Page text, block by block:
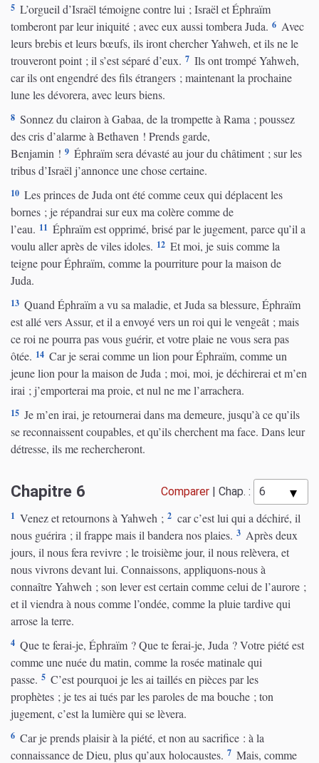
5 L’orgueil d’Israël témoigne contre lui ; Israël et Éphraïm
tomberont par leur iniquité ; avec eux aussi tombera Juda. 6 Avec
leurs brebis et leurs bœufs, ils iront chercher Yahweh, et ils ne le
trouveront point ; il s’est séparé d’eux. 7 Ils ont trompé Yahweh,
car ils ont engendré des fils étrangers ; maintenant la prochaine
lune les dévorera, avec leurs biens.
8 Sonnez du clairon à Gabaa, de la trompette à Rama ; poussez
des cris d’alarme à Bethaven ! Prends garde,
Benjamin ! 9 Éphraïm sera dévasté au jour du châtiment ; sur les
tribus d’Israël j’annonce une chose certaine.
10 Les princes de Juda ont été comme ceux qui déplacent les
bornes ; je répandrai sur eux ma colère comme de
l’eau. 11 Éphraïm est opprimé, brisé par le jugement, parce qu’il a
voulu aller après de viles idoles. 12 Et moi, je suis comme la
teigne pour Éphraïm, comme la pourriture pour la maison de
Juda.
13 Quand Éphraïm a vu sa maladie, et Juda sa blessure, Éphraïm
est allé vers Assur, et il a envoyé vers un roi qui le vengeât ; mais
ce roi ne pourra pas vous guérir, et votre plaie ne vous sera pas
ôtée. 14 Car je serai comme un lion pour Éphraïm, comme un
jeune lion pour la maison de Juda ; moi, moi, je déchirerai et m’en
irai ; j’emporterai ma proie, et nul ne me l’arrachera.
15 Je m’en irai, je retournerai dans ma demeure, jusqu’à ce qu’ils
se reconnaissent coupables, et qu’ils cherchent ma face. Dans leur
détresse, ils me rechercheront.
Chapitre 6 Comparer | Chap. :
1 Venez et retournons à Yahweh ; 2 car c’est lui qui a déchiré, il
nous guérira ; il frappe mais il bandera nos plaies. 3 Après deux
jours, il nous fera revivre ; le troisième jour, il nous relèvera, et
nous vivrons devant lui. Connaissons, appliquons-nous à
connaître Yahweh ; son lever est certain comme celui de l’aurore ;
et il viendra à nous comme l’ondée, comme la pluie tardive qui
arrose la terre.
4 Que te ferai-je, Éphraïm ? Que te ferai-je, Juda ? Votre piété est
comme une nuée du matin, comme la rosée matinale qui
passe. 5 C’est pourquoi je les ai taillés en pièces par les
prophètes ; je tes ai tués par les paroles de ma bouche ; ton
jugement, c’est la lumière qui se lèvera.
6 Car je prends plaisir à la piété, et non au sacrifice : à la
connaissance de Dieu, plus qu’aux holocaustes. 7 Mais, comme